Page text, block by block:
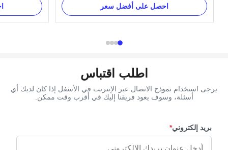
Plastic(PP) Color Gold, silver, copper, and Red,
Green Delivery Time 30 days after the order
confirmed Payment Term TT, L/C MOQ 100 Set
احصل على أفضل سعر
Big Plastic
Model
caskets
اطلب اقتباس
يرجى استخدام نموذج الاتصال عبر الإنترنت في الأسفل إذا كان لديك أي
أسئلة، وسوف يعود فريقنا إليك في أقرب وقت ممكن.
بريد إلكتروني*